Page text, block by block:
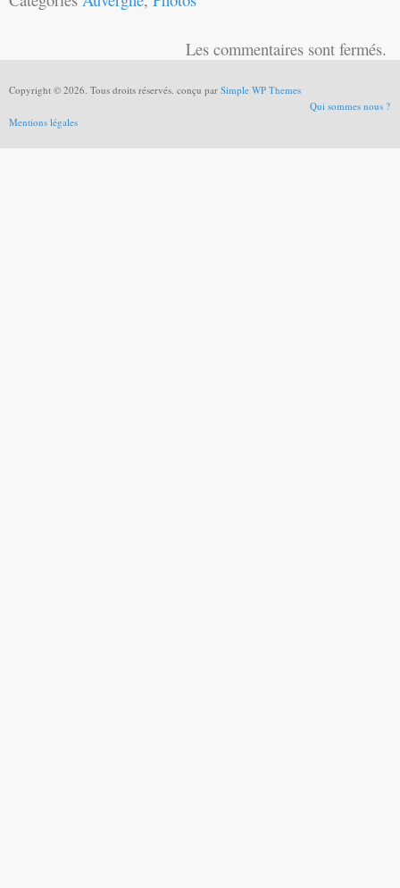
Les commentaires sont fermés.
Copyright © 2026. Tous droits réservés. conçu par Simple WP Themes
Qui sommes nous ?
Mentions légales